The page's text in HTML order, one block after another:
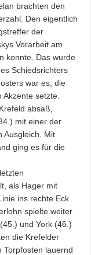
brachten den
Den eigentlich
der
Vorarbeit am
konnte. Das wurde
Schiedsrichters
war es, die
setzte.
absaß,
mit einer der
Ausgleich. Mit
ging es für die
als Hager mit
ins rechte Eck
spielte weiter
und York (46.)
die Krefelder
Torpfosten lauernd